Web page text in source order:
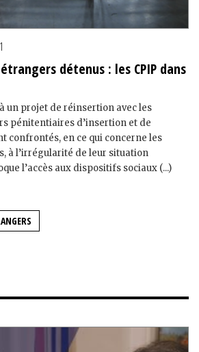
détenus : les CPIP dans
un projet de réinsertion avec les
pénitentiaires d’insertion et de
confrontés, en ce qui concerne les
à l’irrégularité de leur situation
l’accès aux dispositifs sociaux (...)